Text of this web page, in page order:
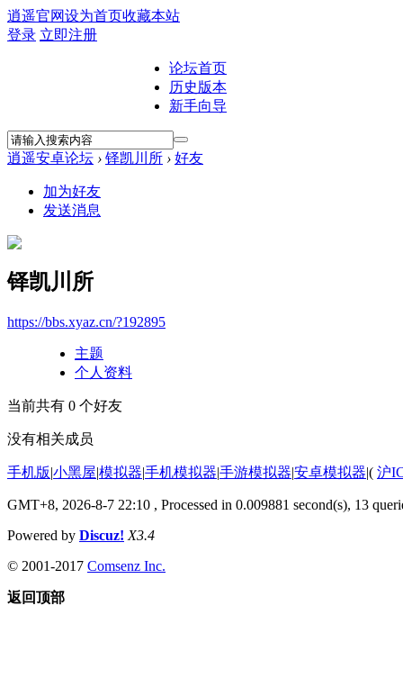
逍遥官网设为首页收藏本站
登录 立即注册
论坛首页
历史版本
新手向导
逍遥安卓论坛 › 铎凯川所 › 好友
加为好友
发送消息
铎凯川所
https://bbs.xyaz.cn/?192895
主题
个人资料
当前共有 0 个好友
没有相关成员
手机版|小黑屋|模拟器|手机模拟器|手游模拟器|安卓模拟器|( 沪
GMT+8, 2026-8-7 22:10 , Processed in 0.009881 second(s), 13
Powered by Discuz! X3.4
© 2001-2017 Comsenz Inc.
返回顶部